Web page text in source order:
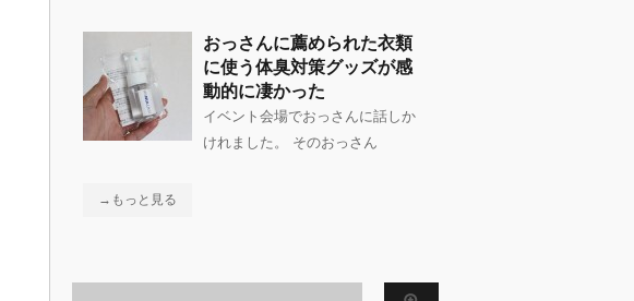
おっさんに薦められた衣類
に使う体臭対策グッズが感
動的に凄かった
イベント会場でおっさんに話しか
けれました。 そのおっさん
→もっと見る